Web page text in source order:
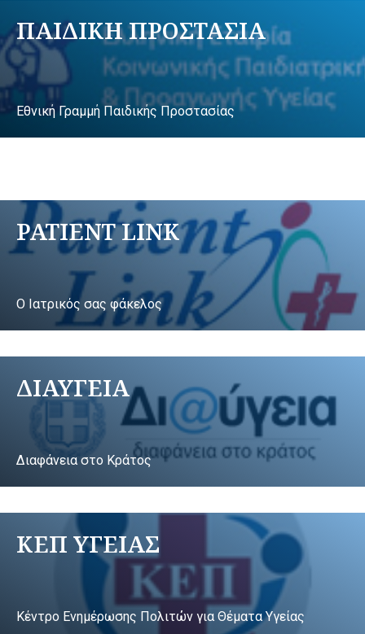
ΠΑΙΔΙΚΗ ΠΡΟΣΤΑΣΙΑ
Εθνική Γραμμή Παιδικής Προστασίας
PATIENT LINK
Ο Ιατρικός σας φάκελος
ΔΙΑΥΓΕΙΑ
Διαφάνεια στο Κράτος
ΚΕΠ ΥΓΕΙΑΣ
Κέντρο Ενημέρωσης Πολιτών για Θέματα Υγείας